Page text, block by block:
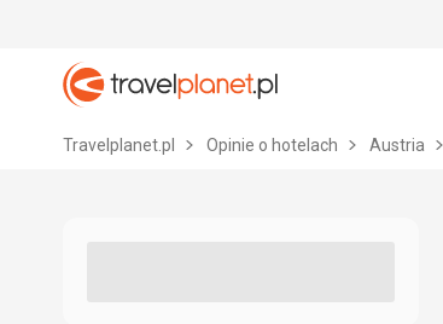
Travelplanet.pl
Travelplanet.pl Opinie o hotelach Austria